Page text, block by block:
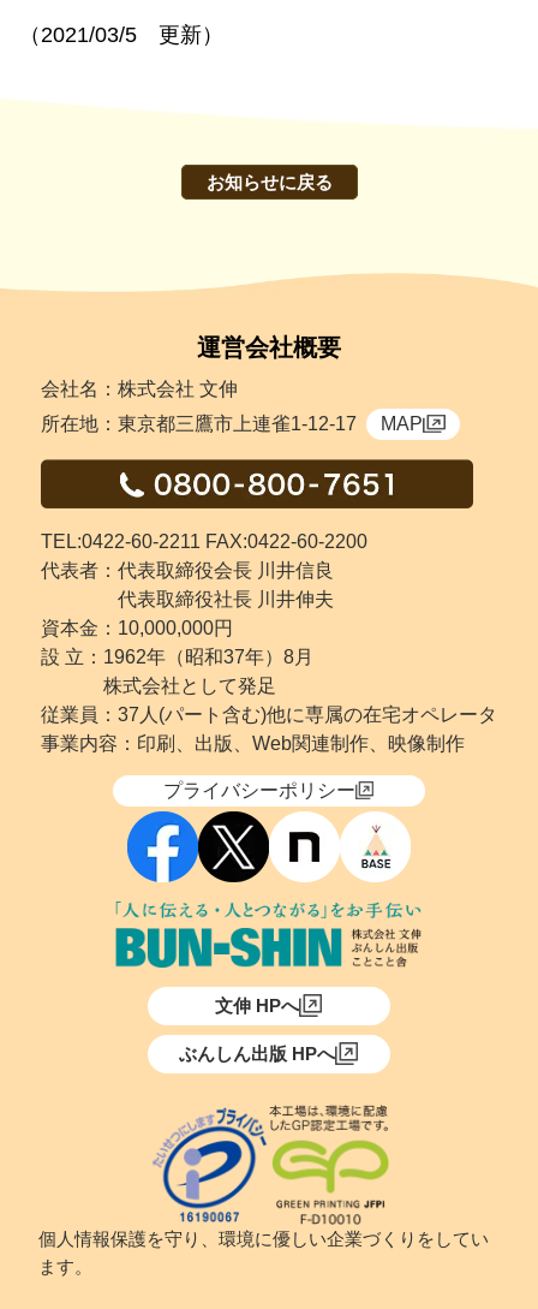
（2021/03/5 更新）
お知らせに戻る
運営会社概要
会社名：株式会社 文伸
所在地：東京都三鷹市上連雀1-12-17
MAP
TEL:0422-60-2211 FAX:0422-60-2200
代表者：代表取締役会長 川井信良
代表取締役社長 川井伸夫
資本金：10,000,000円
設 立： 1962年（昭和37年）8月
株式会社として発足
従業員：37人(パート含む)他に専属の在宅オペレータ
事業内容：印刷、出版、Web関連制作、映像制作
プライバシーポリシー
文伸 HPへ
ぶんしん出版 HPへ
個人情報保護を守り、環境に優しい企業づくりをしてい
ます。